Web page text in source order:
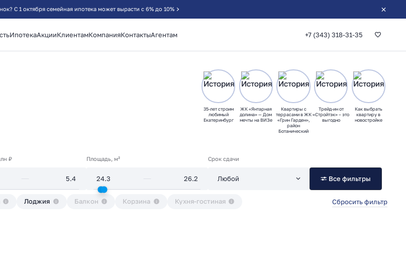
С 1 октября семейная ипотека может вырасти с 6% до 10%
ИпотекаАкцииКлиентамКомпанияКонтактыАгентам +7 (343) 318-31-35
35-лет строим
любимый
Екатеринбург
ЖК «Янтарная
долина» — Дом
мечты на ВИЗе
Квартиры с
террасами в ЖК
«Грин Гарден»,
район
Ботанический
Трейд-ин от
«Стройтэк» – это
выгодно
Как выбрать
квартиру в
новостройке
₽ Площадь, м² Срок сдачи
Все фильтры
Лоджия Балкон Корзина Кухня-гостиная Сбросить фильтр